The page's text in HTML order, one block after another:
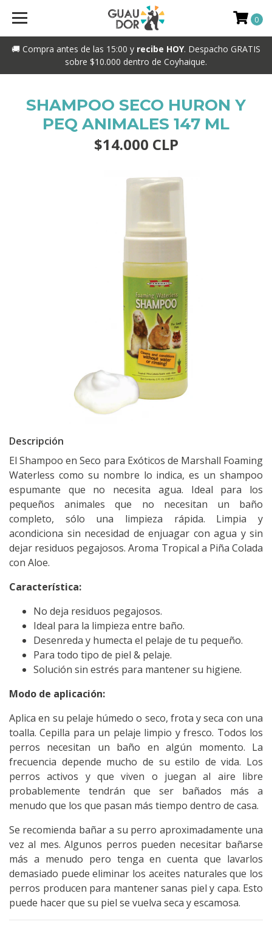
🚚 Compra antes de las 15:00 y recibe HOY. Despacho GRATIS
sobre $10.000 dentro de Coyhaique.
0
SHAMPOO SECO HURON Y
PEQ ANIMALES 147 ML
$14.000 CLP
Descripción
El Shampoo en Seco para Exóticos de Marshall Foaming
Waterless como su nombre lo indica, es un shampoo
espumante que no necesita agua. Ideal para los
pequeños animales que no necesitan un baño
completo, sólo una limpieza rápida. Limpia y
acondiciona sin necesidad de enjuagar con agua y sin
dejar residuos pegajosos. Aroma Tropical a Piña Colada
con Aloe.
Característica:
No deja residuos pegajosos.
Ideal para la limpieza entre baño.
Desenreda y humecta el pelaje de tu pequeño.
Para todo tipo de piel & pelaje.
Solución sin estrés para mantener su higiene.
Modo de aplicación:
Aplica en su pelaje húmedo o seco, frota y seca con una
toalla. Cepilla para un pelaje limpio y fresco. Todos los
perros necesitan un baño en algún momento. La
frecuencia depende mucho de su estilo de vida. Los
perros activos y que viven o juegan al aire libre
probablemente tendrán que ser bañados más a
menudo que los que pasan más tiempo dentro de casa.
Se recomienda bañar a su perro aproximadamente una
vez al mes. Algunos perros pueden necesitar bañarse
más a menudo pero tenga en cuenta que lavarlos
demasiado puede eliminar los aceites naturales que los
perros producen para mantener sanas piel y capa. Esto
puede hacer que su piel se vuelva seca y escamosa.